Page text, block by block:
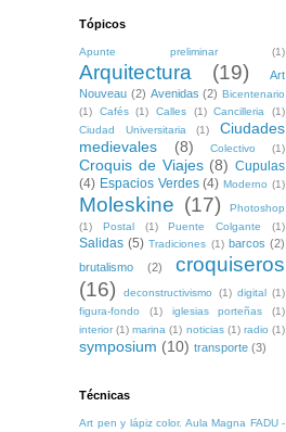
Tópicos
Apunte preliminar (1)
Arquitectura (19)
Art
Nouveau (2) Avenidas (2) Bicentenario
(1)
Cafés (1) Calles (1) Cancilleria
(1)
Ciudad Universitaria
(1)
Ciudades
medievales
(8) Colectivo (1)
Croquis de Viajes (8) Cupulas
(4) Espacios Verdes (4) Moderno (1)
Moleskine (17)
Photoshop
(1)
Postal (1) Puente Colgante (1)
Salidas (5) Tradiciones (1) barcos (2)
brutalismo
(2)
croquiseros
(16)
deconstructivismo (1) digital
(1)
figura-fondo
(1) iglesias porteñas
(1)
interior (1) marina (1) noticias (1) radio (1)
symposium (10) transporte (3)
Técnicas
Art pen y lápiz color. Aula Magna FADU -